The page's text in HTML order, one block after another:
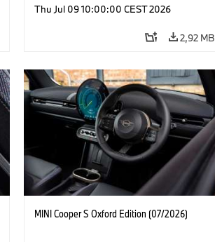
Thu Jul 09 10:00:00 CEST 2026
2,92 MB
MINI Cooper S Oxford Edition (07/2026)